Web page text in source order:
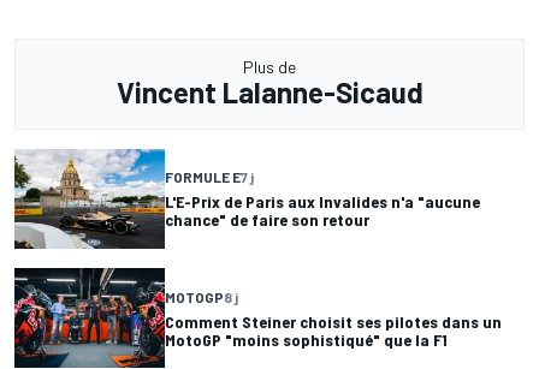
Plus de
Vincent Lalanne-Sicaud
FORMULE E7 j
L'E-Prix de Paris aux Invalides n'a "aucune
chance" de faire son retour
MOTOGP8 j
Comment Steiner choisit ses pilotes dans un
MotoGP "moins sophistiqué" que la F1